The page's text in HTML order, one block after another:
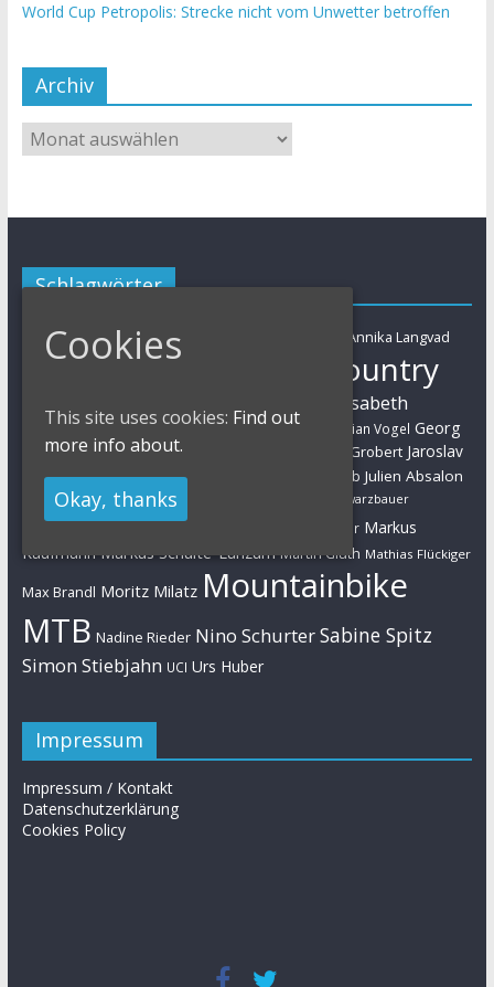
World Cup Petropolis: Strecke nicht vom Unwetter betroffen
Archiv
Schlagwörter
Absa Cape Epic Adelheid Morath Annika Langvad
Cross-Country
Elisabeth
Brandau Esther Süss Eva Lechner Florian Vogel Georg
Egger Gunn-Rita Dahle-Flesjaa Helen Grobert Jaroslav
Kulhavy Jochen Käß Jolanda Neff Julian Schelb Julien Absalon
Karl Platt Kathrin Stirnemann Luca Schwarzbauer
Manuel FumicMarathon Markus Bauer Markus
Kaufmann Markus Schulte-Lünzum Martin Gluth Mathias Flückiger
Max Brandl Moritz Milatz Mountainbike
MTB Nadine Rieder Nino SchurterSabine Spitz
Simon Stiebjahn UCI Urs Huber
Impressum
Impressum / Kontakt
Datenschutzerklärung
Cookies Policy
Cookies
This site uses cookies: Find out
more info about.
Okay, thanks